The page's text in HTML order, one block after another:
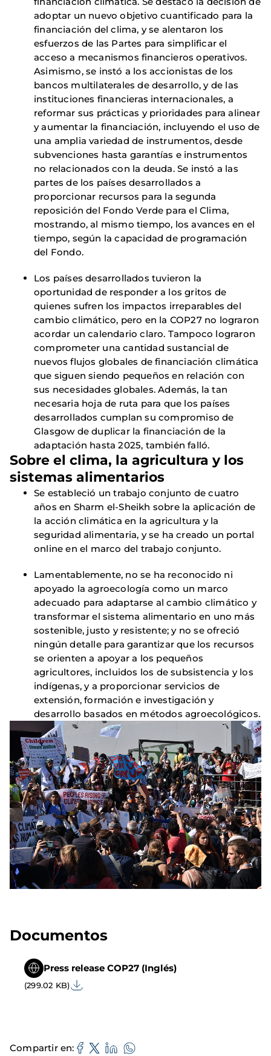
adoptar un nuevo objetivo cuantificado para la
financiación del clima, y se alentaron los
esfuerzos de las Partes para simplificar el
acceso a mecanismos financieros operativos.
Asimismo, se instó a los accionistas de los
bancos multilaterales de desarrollo, y de las
instituciones financieras internacionales, a
reformar sus prácticas y prioridades para alinear
y aumentar la financiación, incluyendo el uso de
una amplia variedad de instrumentos, desde
subvenciones hasta garantías e instrumentos
no relacionados con la deuda. Se instó a las
partes de los países desarrollados a
proporcionar recursos para la segunda
reposición del Fondo Verde para el Clima,
mostrando, al mismo tiempo, los avances en el
tiempo, según la capacidad de programación
del Fondo.
Los países desarrollados tuvieron la
oportunidad de responder a los gritos de
quienes sufren los impactos irreparables del
cambio climático, pero en la COP27 no lograron
acordar un calendario claro. Tampoco lograron
comprometer una cantidad sustancial de
nuevos flujos globales de financiación climática
que siguen siendo pequeños en relación con
sus necesidades globales. Además, la tan
necesaria hoja de ruta para que los países
desarrollados cumplan su compromiso de
Glasgow de duplicar la financiación de la
adaptación hasta 2025, también falló.
Sobre el clima, la agricultura y los
sistemas alimentarios
Se estableció un trabajo conjunto de cuatro
años en Sharm el-Sheikh sobre la aplicación de
la acción climática en la agricultura y la
seguridad alimentaria, y se ha creado un portal
online en el marco del trabajo conjunto.
Lamentablemente, no se ha reconocido ni
apoyado la agroecología como un marco
adecuado para adaptarse al cambio climático y
transformar el sistema alimentario en uno más
sostenible, justo y resistente; y no se ofreció
ningún detalle para garantizar que los recursos
se orienten a apoyar a los pequeños
agricultores, incluidos los de subsistencia y los
indígenas, y a proporcionar servicios de
extensión, formación e investigación y
desarrollo basados en métodos agroecológicos.
Documentos
Press release COP27 (Inglés)
(299.02 KB)
Compartir en